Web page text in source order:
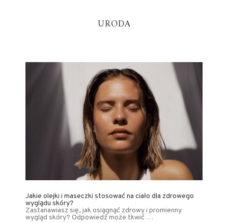
URODA
Jakie olejki i maseczki stosować na ciało dla zdrowego
wyglądu skóry?
Zastanawiasz się, jak osiągnąć zdrowy i promienny
wygląd skóry? Odpowiedź może tkwić …